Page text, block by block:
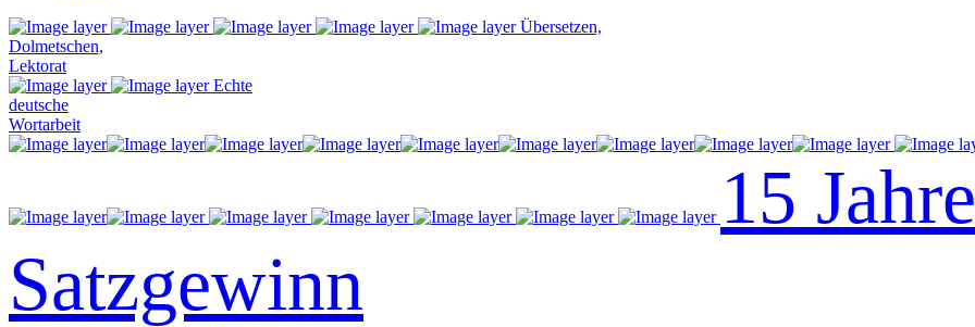
Übersetzen,
Dolmetschen,
Lektorat
Echte
deutsche
Wortarbeit
15 Jahre
Satzgewinn